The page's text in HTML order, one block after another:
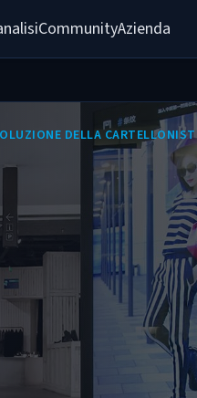
CommunityAzienda
DELLA